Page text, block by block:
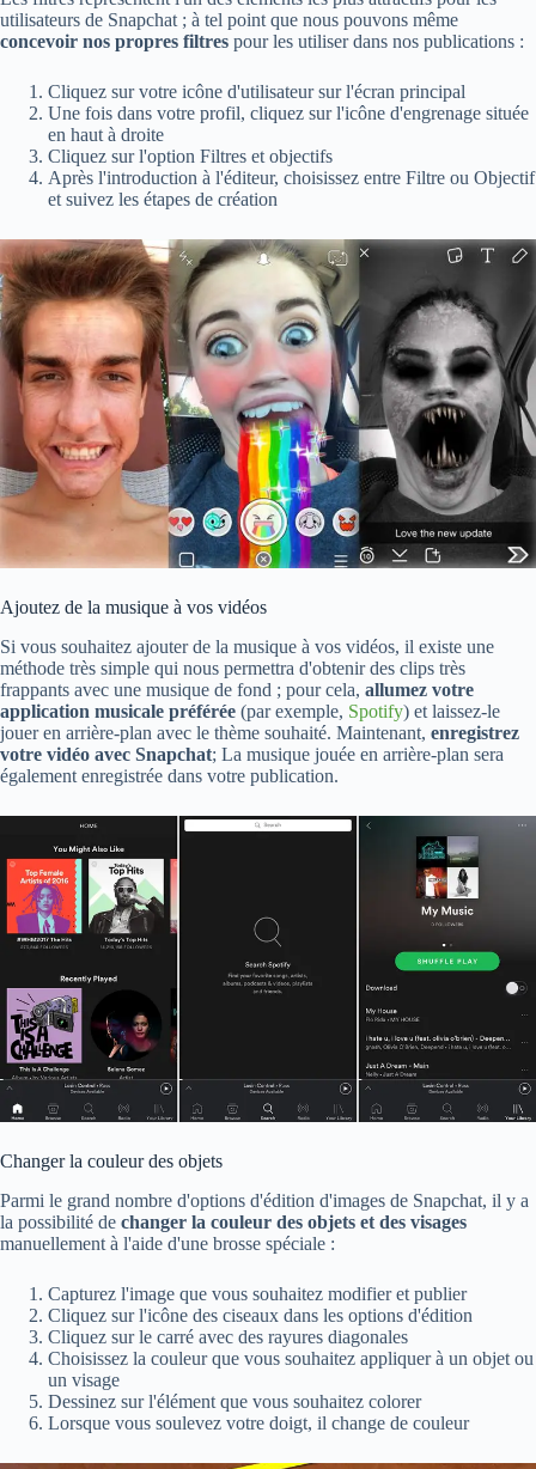
utilisateurs de Snapchat ; à tel point que nous pouvons même
concevoir nos propres filtres pour les utiliser dans nos publications :
Cliquez sur votre icône d'utilisateur sur l'écran principal
Une fois dans votre profil, cliquez sur l'icône d'engrenage située
en haut à droite
Cliquez sur l'option Filtres et objectifs
Après l'introduction à l'éditeur, choisissez entre Filtre ou Objectif
et suivez les étapes de création
Ajoutez de la musique à vos vidéos
Si vous souhaitez ajouter de la musique à vos vidéos, il existe une
méthode très simple qui nous permettra d'obtenir des clips très
frappants avec une musique de fond ; pour cela, allumez votre
application musicale préférée (par exemple, Spotify) et laissez-le
jouer en arrière-plan avec le thème souhaité. Maintenant, enregistrez
votre vidéo avec Snapchat; La musique jouée en arrière-plan sera
également enregistrée dans votre publication.
Changer la couleur des objets
Parmi le grand nombre d'options d'édition d'images de Snapchat, il y a
la possibilité de changer la couleur des objets et des visages
manuellement à l'aide d'une brosse spéciale :
Capturez l'image que vous souhaitez modifier et publier
Cliquez sur l'icône des ciseaux dans les options d'édition
Cliquez sur le carré avec des rayures diagonales
Choisissez la couleur que vous souhaitez appliquer à un objet ou
un visage
Dessinez sur l'élément que vous souhaitez colorer
Lorsque vous soulevez votre doigt, il change de couleur